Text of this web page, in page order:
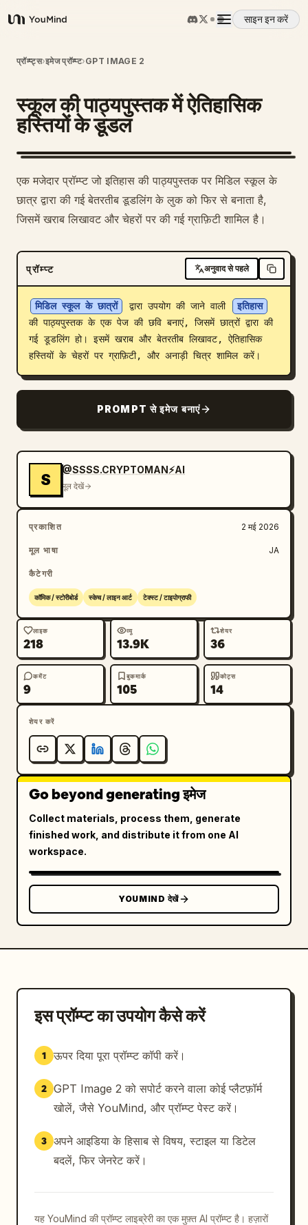
YouMind
साइन इन करें
अवलोकन
उपयोग के मामले
कौशल
प्रॉम्प्ट
डाउनलोड
ब्लॉग
अपडेट
प्रॉम्प्ट्स›इमेज प्रॉम्प्ट›GPT IMAGE 2
स्कूल की पाठ्यपुस्तक में ऐतिहासिक
हस्तियों के डूडल
एक मजेदार प्रॉम्प्ट जो इतिहास की पाठ्यपुस्तक पर मिडिल स्कूल के
छात्र द्वारा की गई बेतरतीब डूडलिंग के लुक को फिर से बनाता है,
जिसमें खराब लिखावट और चेहरों पर की गई ग्राफ़िटी शामिल है।
प्रॉम्प्ट अनुवाद से पहले
मिडिल स्कूल के छात्रों द्वारा उपयोग की जाने वाली
इतिहास
की पाठ्यपुस्तक के एक पेज की छवि बनाएं, जिसमें छात्रों द्वारा की
गई डूडलिंग हो। इसमें खराब और बेतरतीब लिखावट, ऐतिहासिक
हस्तियों के चेहरों पर ग्राफ़िटी, और अनाड़ी चित्र शामिल करें।
PROMPT से इमेज बनाएं
S
@SSSS.CRYPTOMAN⚡️AI
मूल देखें
प्रकाशित 2 मई 2026
मूल भाषा JA
कैटेगरी
कॉमिक / स्टोरीबोर्ड स्केच / लाइन आर्ट टेक्स्ट / टाइपोग्राफी
लाइक
218
व्यू
13.9K
शेयर
36
कमेंट
9
बुकमार्क
105
कोट्स
14
शेयर करें
Go beyond generating इमेज
Collect materials, process them, generate
finished work, and distribute it from one AI
workspace.
YOUMIND देखें
इस प्रॉम्प्ट का उपयोग कैसे करें
1 ऊपर दिया पूरा प्रॉम्प्ट कॉपी करें।
2 GPT Image 2 को सपोर्ट करने वाला कोई प्लैटफ़ॉर्म
खोलें, जैसे YouMind, और प्रॉम्प्ट पेस्ट करें।
3 अपने आइडिया के हिसाब से विषय, स्टाइल या डिटेल
बदलें, फिर जेनरेट करें।
यह YouMind की प्रॉम्प्ट लाइब्रेरी का एक मुफ़्त AI प्रॉम्प्ट है। हज़ारों